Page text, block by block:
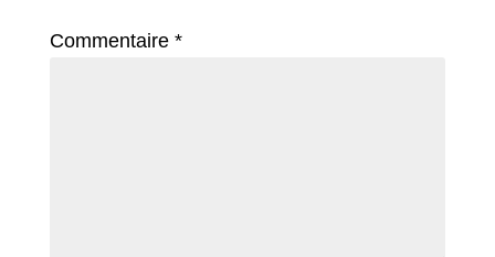
Commentaire *